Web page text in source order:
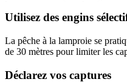
Utilisez des engins
La pêche à la lamproie se
de 30 mètres pour limiter les
Déclarez vos captures